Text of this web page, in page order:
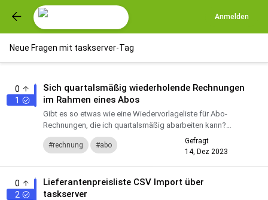
Anmelden
Neue Fragen mit taskserver-Tag
0
1
Sich quartalsmäßig wiederholende Rechnungen
im Rahmen eines Abos
Gibt es so etwas wie eine Wiedervorlageliste für Abo-
Rechnungen, die ich quartalsmäßig abarbeiten kann?
grüße Hans
Gefragt
14, Dez 2023
rechnung abo
wiederkehrende-rechnungen
0
2
Lieferantenpreisliste CSV Import über
taskserver